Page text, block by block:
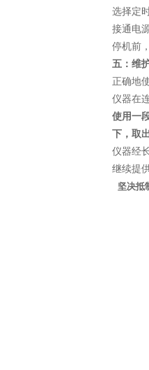
选择定
接通电
停机前
五：维
正确地
仪器在
使用一
下，取
仪器经
继续提
坚决抵